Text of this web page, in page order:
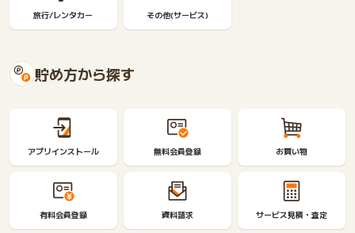
旅行/レンタカー その他(サービス)
貯め方から探す
アプリインストール 無料会員登録 お買い物
有料会員登録 資料請求 サービス見積・査定